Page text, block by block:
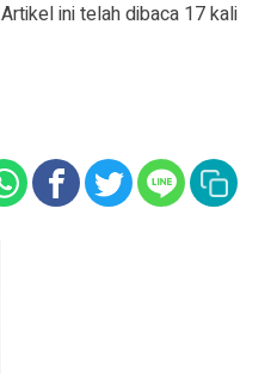
Artikel ini telah dibaca 17 kali